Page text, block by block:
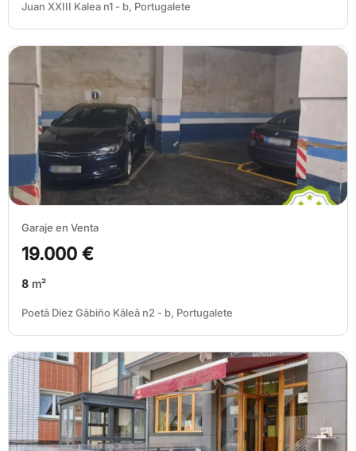
Juan XXIII Kalea n1 - b, Portugalete
Garaje en Venta
19.000 €
8 m²
Poetā Diez Gābiño Kāleā n2 - b, Portugalete